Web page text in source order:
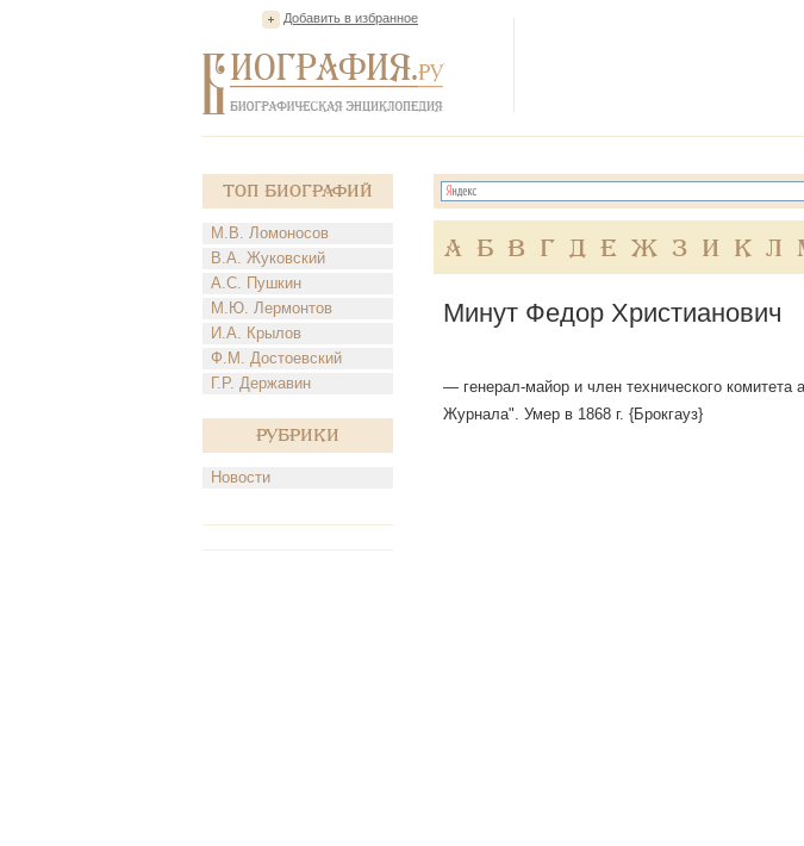
Добавить в избранное
Топ Биографий
М.В. Ломоносов
В.А. Жуковский
А.С. Пушкин
М.Ю. Лермонтов
И.А. Крылов
Ф.М. Достоевский
Г.Р. Державин
Рубрики
Новости
А Б В Г Д Е Ж З И К Л
Минут Федор Христианович
— генерал-майор и член технического комитета
Журнала". Умер в 1868 г. {Брокгауз}